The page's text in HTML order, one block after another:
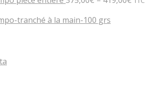
tranché à la main-100 grs